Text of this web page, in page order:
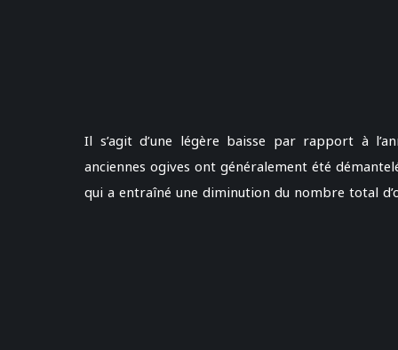
Il s’agit d’une légère baisse par rapport à
anciennes ogives ont généralement été
qui a entraîné une diminution du nombre total